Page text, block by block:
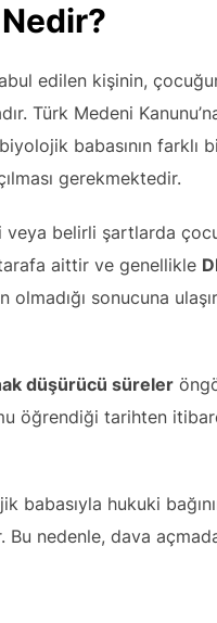
Nedir?
edilen kişinin,
Türk Medeni
babasının
gerekmektedir.
belirli şartlarda
tarafa aittir ve genellikle
sonucuna
düşürücü süreler
öğrendiği tarihten
babasıyla hukuki
nedenle, dava